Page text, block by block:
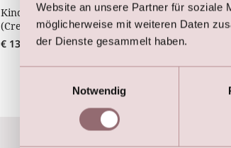
Website an unsere Partner für soziale
möglicherweise mit weiteren Daten
der Dienste gesammelt haben.
Notwendig
Kinder Kleid mit Illusions-Ausschnitt
(Creme)
€ 135,00